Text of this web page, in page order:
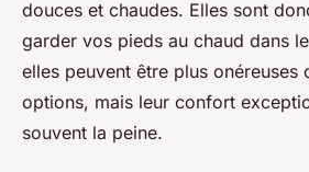
douces et chaudes. Elles sont
garder vos pieds au chaud dans
elles peuvent être plus onéreuses
options, mais leur confort
souvent la peine.